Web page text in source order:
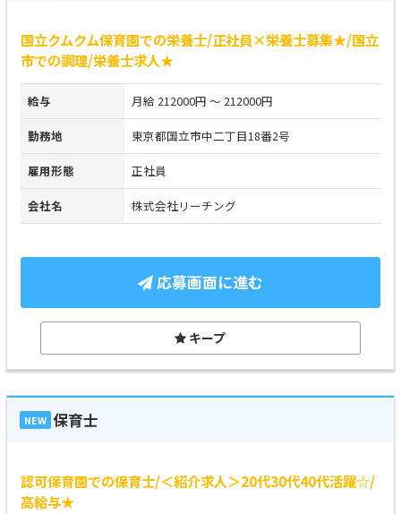
国立クムクム保育園での栄養士/正社員×栄養士募集★/国立
市での調理/栄養士求人★
給与 月給 212000円 ～ 212000円
勤務地 東京都国立市中二丁目18番2号
雇用形態 正社員
会社名 株式会社リーチング
応募画面に進む
キープ
NEW 保育士
認可保育園での保育士/＜紹介求人＞20代30代40代活躍☆/
高給与★